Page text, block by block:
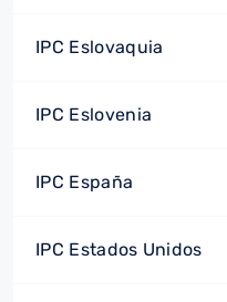
IPC Eslovaquia
IPC Eslovenia
IPC España
IPC Estados Unidos